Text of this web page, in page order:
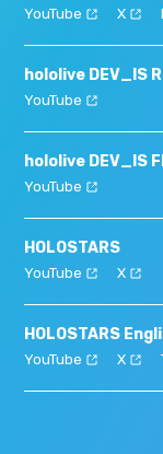
YouTube X
hololive DEV_IS
YouTube
hololive DEV_IS
YouTube
HOLOSTARS
YouTube X
HOLOSTARS
YouTube X